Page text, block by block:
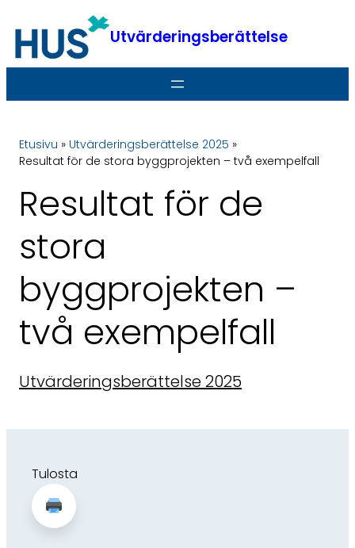
till
innehåll
Utvärderingsberättelse
Etusivu » Utvärderingsberättelse 2025 »
Resultat för de stora byggprojekten – två exempelfall
Resultat för de
stora
byggprojekten –
två exempelfall
Utvärderingsberättelse 2025
Tulosta